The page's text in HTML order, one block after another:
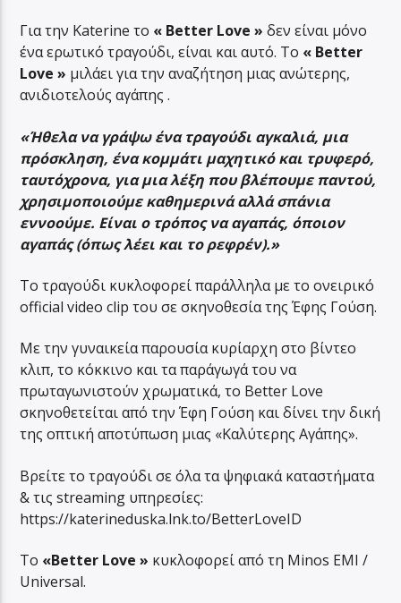
Για την Katerine το « Better Love » δεν είναι μόνο
ένα ερωτικό τραγούδι, είναι και αυτό. To « Better
Love » μιλάει για την αναζήτηση μιας ανώτερης,
ανιδιοτελούς αγάπης .
«Ήθελα να γράψω ένα τραγούδι αγκαλιά, μια
πρόσκληση, ένα κομμάτι μαχητικό και τρυφερό,
ταυτόχρονα, για μια λέξη που βλέπουμε παντού,
χρησιμοποιούμε καθημερινά αλλά σπάνια
εννοούμε. Είναι ο τρόπος να αγαπάς, όποιον
αγαπάς (όπως λέει και το ρεφρέν).»
Το τραγούδι κυκλοφορεί παράλληλα με το ονειρικό
official video clip του σε σκηνοθεσία της Έφης Γούση.
Με την γυναικεία παρουσία κυρίαρχη στο βίντεο
κλιπ, το κόκκινο και τα παράγωγά του να
πρωταγωνιστούν χρωματικά, το Better Love
σκηνοθετείται από την Έφη Γούση και δίνει την δική
της οπτική αποτύπωση μιας «Καλύτερης Αγάπης».
Βρείτε το τραγούδι σε όλα τα ψηφιακά καταστήματα
& τις streaming υπηρεσίες:
https://katerineduska.lnk.to/BetterLoveID
Το «Better Love » κυκλοφορεί από τη Minos EMI /
Universal.